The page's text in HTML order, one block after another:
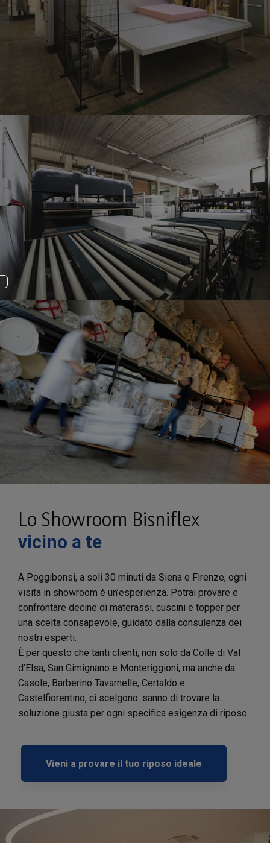
Lo Showroom Bisniflex
vicino a te
A Poggibonsi, a soli 30 minuti da Siena e Firenze, ogni
visita in showroom è un’esperienza. Potrai provare e
confrontare decine di materassi, cuscini e topper per
una scelta consapevole, guidato dalla consulenza dei
nostri esperti.
È per questo che tanti clienti, non solo da Colle di Val
d’Elsa, San Gimignano e Monteriggioni, ma anche da
Casole, Barberino Tavarnelle, Certaldo e
Castelfiorentino, ci scelgono: sanno di trovare la
soluzione giusta per ogni specifica esigenza di riposo.
Vieni a provare il tuo riposo ideale